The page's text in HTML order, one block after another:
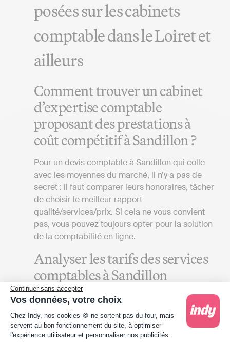
Continuer sans accepter
Vos données, votre choix
Plateforme de Gestion du Consentement :
Chez Indy, nos cookies 🍪 ne sortent pas du four, mais
servent au bon fonctionnement du site, à optimiser
l'expérience utilisateur et personnaliser nos publicités.
posées sur les cabinets
comptable dans le Loiret et
ailleurs
Comment trouver un cabinet
d’expertise comptable
proposant des prestations à
coût compétitif à Sandillon ?
Pour un devis comptable à Sandillon qui colle
avec les moyennes du marché, il n’y a pas de
secret : il faut comparer leurs honoraires, tâcher
de choisir le meilleur rapport
qualité/services/prix. Si cela ne vous convient
pas, vous pouvez toujours opter pour la solution
de la comptabilité en ligne.
Analyser les tarifs des services
comptables à Sandillon
Pour obtenir un devis de cabinet comptable
aligné sur la réalité du marché du Loiret, que
votre entreprise soit établie à Sandillon ou
ailleurs, plusieurs éléments doivent être pris en